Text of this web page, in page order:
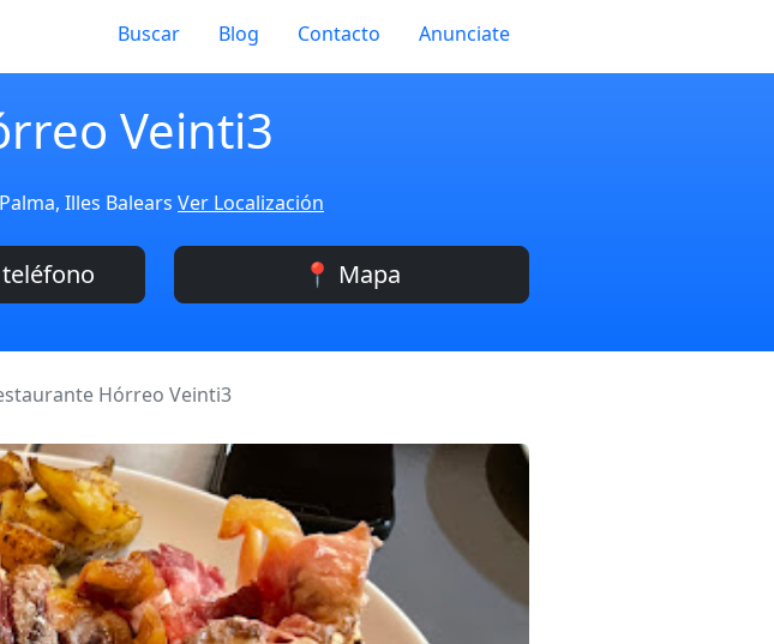
Buscar Blog Contacto Anunciate
Veinti3
Illes Balears Ver Localización
📍 Mapa
Hórreo Veinti3